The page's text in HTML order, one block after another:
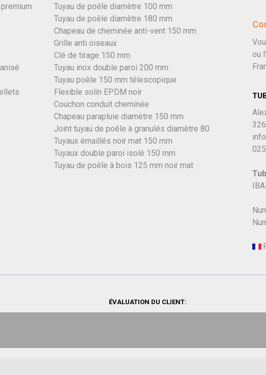
Tuyau de poêle diamètre 100 mm
Tuyau de poêle diamètre 180 mm
Chapeau de cheminée anti-vent 150 mm
Grille anti oiseaux
Clé de tirage 150 mm
Tuyau inox double paroi 200 mm
Tuyau poêle 150 mm télescopique
Flexible solin EPDM noir
Couchon conduit cheminée
Chapeau parapluie diamètre 150 mm
Joint tuyau de poêle à granulés diamètre 80
Tuyaux émaillés noir mat 150 mm
Tuyaux double paroi isolé 150 mm
Tuyau de poêle à bois 125 mm noir mat
ou
ÉVALUATION DU CLIENT: